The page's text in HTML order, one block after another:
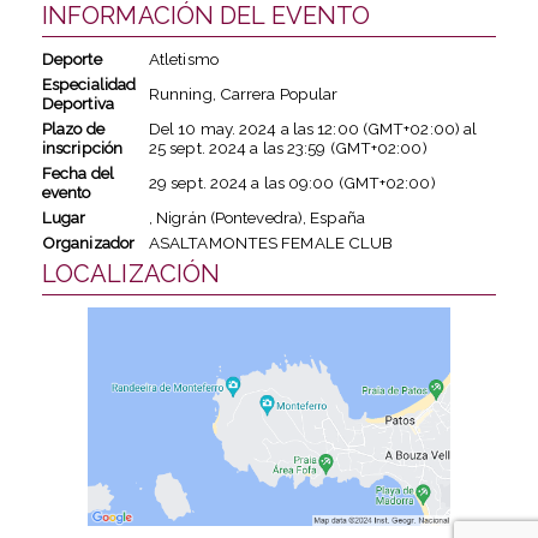
INFORMACIÓN DEL EVENTO
Deporte
Atletismo
Especialidad
Deportiva
Running, Carrera Popular
Plazo de
inscripción
Del10 may. 2024 a las12:00 (GMT+02:00) al
25 sept. 2024a las23:59 (GMT+02:00)
Fecha del
evento
29 sept. 2024a las 09:00 (GMT+02:00)
Lugar
, Nigrán (Pontevedra), España
Organizador
ASALTAMONTES FEMALE CLUB
LOCALIZACIÓN